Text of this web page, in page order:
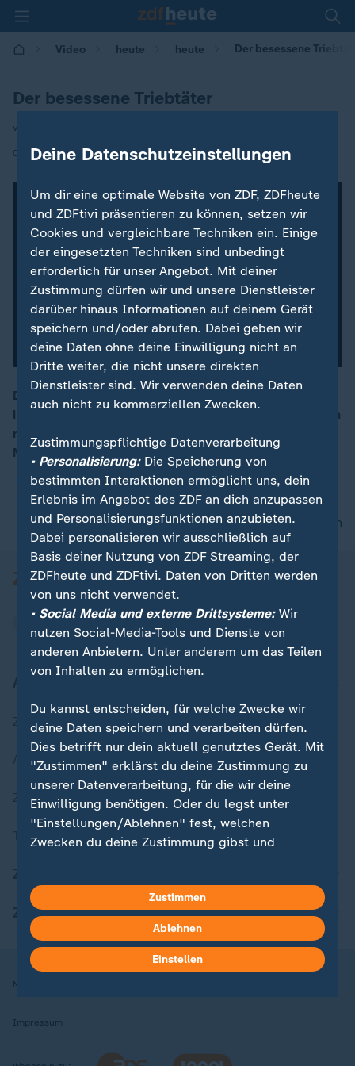
Video heute heute Der besessene
Der besessene Triebtäter
von Marco Lückenhaus und Britta Marks
05.12.2020 | 06:00
Der Täter ist äußerst gewaltbereit. Als Ermittler Thiers
in der Wohnung von Veronika K. ankommt, ahnt er noch
nicht, dass er nicht das erste Opfer des Messer-
Mörders vor sich hat.
nach oben
Zuletzt veröffentlicht
Aktuelle Sendungs-Videos
ZDFheute Stories
Themen im Überblick
ZDFheute Apps
Nutzungsbedingungen
Impressum
Deine Datenschutzeinstellungen
Um dir eine optimale Website von ZDF, ZDFheute
und ZDFtivi präsentieren zu können, setzen wir
Cookies und vergleichbare Techniken ein. Einige
der eingesetzten Techniken sind unbedingt
erforderlich für unser Angebot. Mit deiner
Zustimmung dürfen wir und unsere Dienstleister
darüber hinaus Informationen auf deinem Gerät
speichern und/oder abrufen. Dabei geben wir
deine Daten ohne deine Einwilligung nicht an
Dritte weiter, die nicht unsere direkten
Dienstleister sind. Wir verwenden deine Daten
auch nicht zu kommerziellen Zwecken.
Zustimmungspflichtige Datenverarbeitung
• Personalisierung:Die Speicherung von
bestimmten Interaktionen ermöglicht uns, dein
Erlebnis im Angebot des ZDF an dich anzupassen
und Personalisierungsfunktionen anzubieten.
Dabei personalisieren wir ausschließlich auf
Basis deiner Nutzung von ZDF Streaming, der
ZDFheute und ZDFtivi. Daten von Dritten werden
von uns nicht verwendet.
• Social Media und externe Drittsysteme:Wir
nutzen Social-Media-Tools und Dienste von
anderen Anbietern. Unter anderem um das Teilen
von Inhalten zu ermöglichen.
Du kannst entscheiden, für welche Zwecke wir
deine Daten speichern und verarbeiten dürfen.
Dies betrifft nur dein aktuell genutztes Gerät. Mit
"Zustimmen" erklärst du deine Zustimmung zu
unserer Datenverarbeitung, für die wir deine
Einwilligung benötigen. Oder du legst unter
"Einstellungen/Ablehnen" fest, welchen
Zwecken du deine Zustimmung gibst und
in deinen Einstellungen widerrufen oder ändern.
Hier findest du das Impressum.
Weitere Informationen findest du in unserer
Datenschutzerklärung.
Zustimmen
Ablehnen
Einstellen